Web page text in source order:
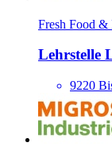
Fresh Food &
Lehrstelle
9220